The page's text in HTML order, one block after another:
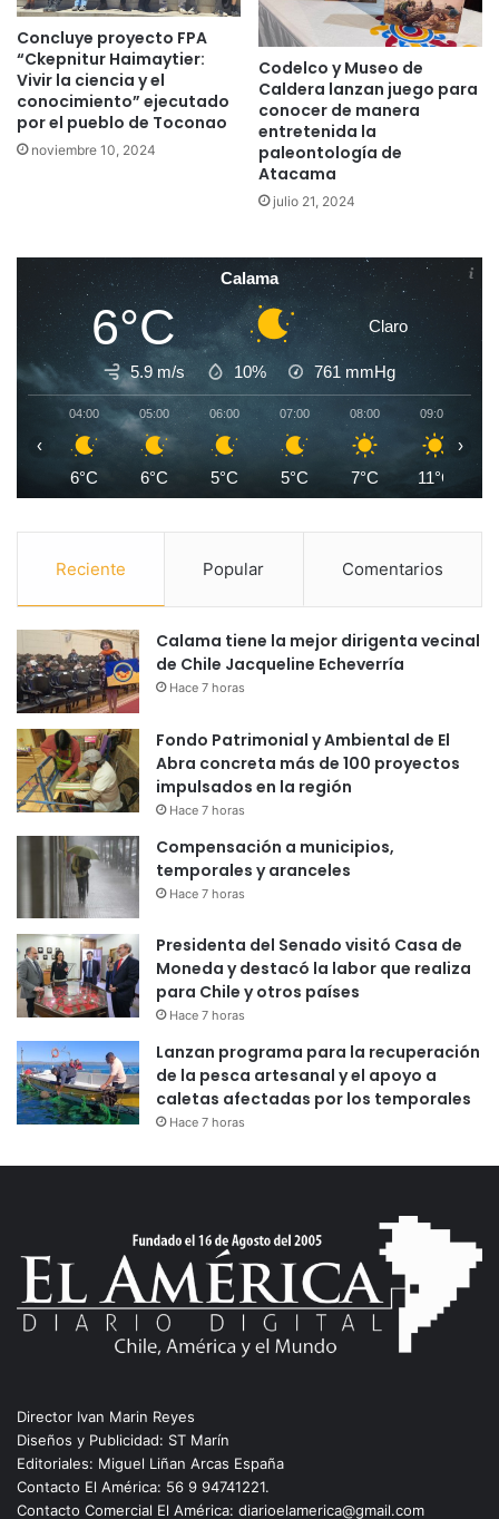
Concluye proyecto FPA
“Ckepnitur Haimaytier:
Vivir la ciencia y el
conocimiento” ejecutado
por el pueblo de Toconao
noviembre 10, 2024
Codelco y Museo de
Caldera lanzan juego para
conocer de manera
entretenida la
paleontología de
Atacama
julio 21, 2024
Calama
6°C Claro
5.9 m/s 10% 761 mmHg
04:00
6°C
05:00
6°C
06:00
5°C
07:00
5°C
08:00
7°C
09:00
11°C
‹ ›
Reciente Popular Comentarios
Calama tiene la mejor dirigenta vecinal
de Chile Jacqueline Echeverría
Hace 7 horas
Fondo Patrimonial y Ambiental de El
Abra concreta más de 100 proyectos
impulsados en la región
Hace 7 horas
Compensación a municipios,
temporales y aranceles
Hace 7 horas
Presidenta del Senado visitó Casa de
Moneda y destacó la labor que realiza
para Chile y otros países
Hace 7 horas
Lanzan programa para la recuperación
de la pesca artesanal y el apoyo a
caletas afectadas por los temporales
Hace 7 horas
Director Ivan Marin Reyes
Diseños y Publicidad: ST Marín
Editoriales: Miguel Liñan Arcas España
Contacto El América: 56 9 94741221.
Contacto Comercial El América: diarioelamerica@gmail.com